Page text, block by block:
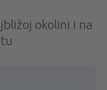
okolini i na